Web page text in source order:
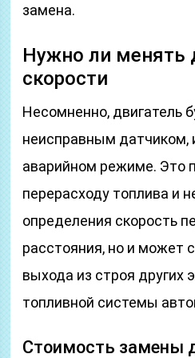
замена.
Нужно ли менять
скорости
Несомненно, двигатель
неисправным датчиком,
аварийном режиме. Это
перерасходу топлива и
определения скорость
расстояния, но и может
выхода из строя других
топливной системы
Стоимость замены